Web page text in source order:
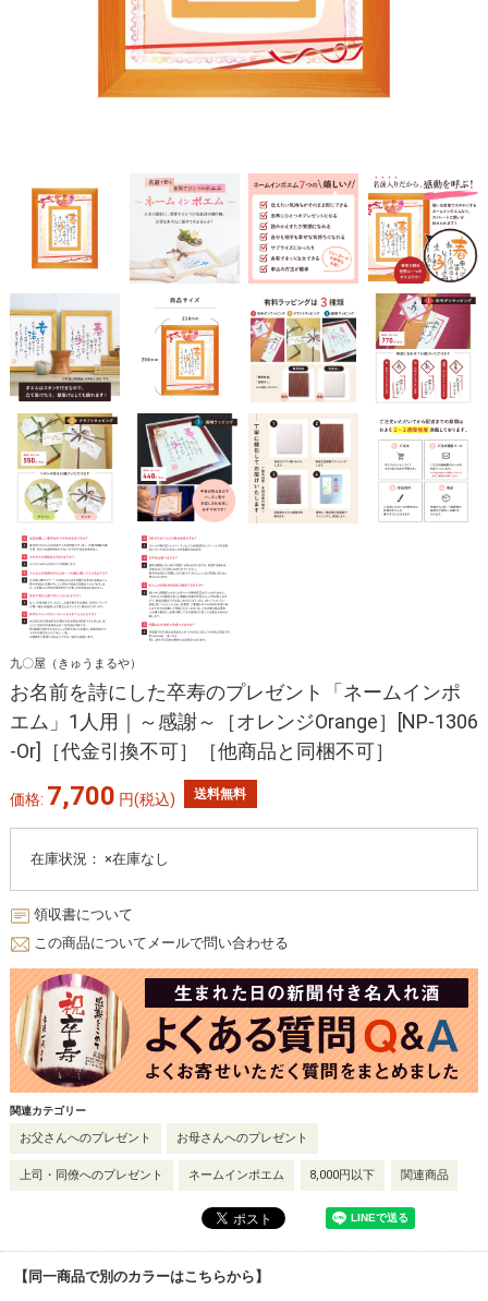
九〇屋（きゅうまるや）
お名前を詩にした卒寿のプレゼント「ネームインポ
エム」1人用｜～感謝～［オレンジOrange］[NP-1306
-Or]［代金引換不可］［他商品と同梱不可］
価格: 7,700 円(税込) 送料無料
在庫状況：×在庫なし
領収書について
この商品についてメールで問い合わせる
関連カテゴリー
お父さんへのプレゼント お母さんへのプレゼント
上司・同僚へのプレゼント ネームインポエム 8,000円以下 関連商品
【同一商品で別のカラーはこちらから】